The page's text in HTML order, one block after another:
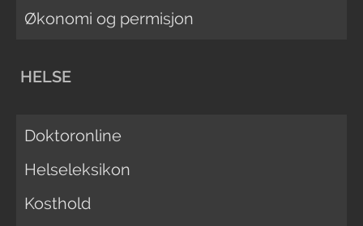
Økonomi og permisjon
HELSE
Doktoronline
Helseleksikon
Kosthold